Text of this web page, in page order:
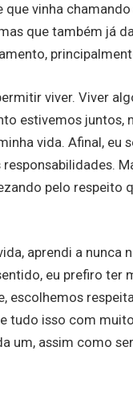
que vinha
que também já
viver. Viver
estivemos
vida. Afinal,
responsabilidades.
pelo respeito
aprendi a nunca
eu prefiro ter
escolhemos
tudo isso com
um, assim como